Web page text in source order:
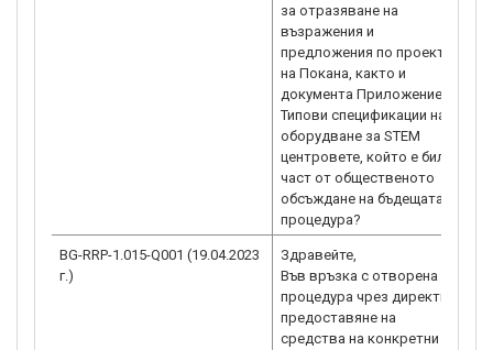
за отразяване на
възражения и
предложения по проекта
на Покана, както и
документа Приложение 2 -
Типови спецификации на
оборудване за STEM
центровете, който е бил
част от общественото
обсъждане на бъдещата
процедура?
BG-RRP-1.015-Q001 (19.04.2023
г.)
Здравейте,
Във връзка с отворена
процедура чрез директно
предоставяне на
средства на конкретни